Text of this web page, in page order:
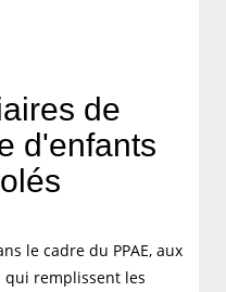
de
d'enfants
le cadre du PPAE, aux
remplissent les